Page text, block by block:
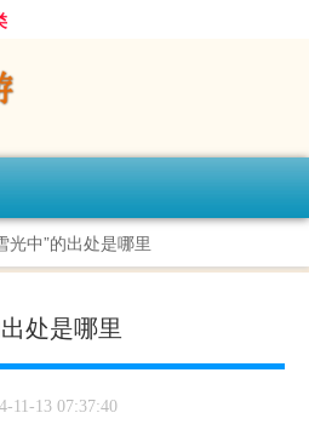
光中”的出处是哪里
处是哪里
11-13 07:37:40